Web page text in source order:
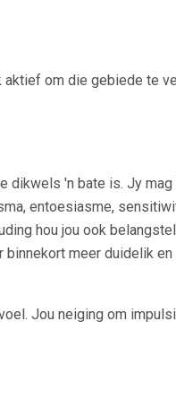
aktief om die gebiede te
dikwels 'n bate is. Jy mag
entoesiasme,
hou jou ook
binnekort meer duidelik en
Jou neiging om